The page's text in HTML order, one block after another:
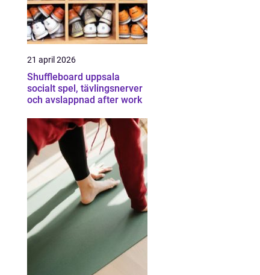
21 april 2026
Shuffleboard uppsala
socialt spel, tävlingsnerver
och avslappnad after work